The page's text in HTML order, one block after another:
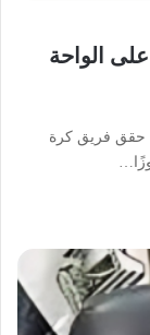
على الواحة
حقق فريق كرة